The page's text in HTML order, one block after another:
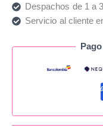
Despachos de 1 a
Servicio al cliente